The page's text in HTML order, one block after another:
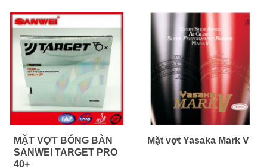
MẶT VỢT BÓNG BÀN
SANWEI TARGET PRO
40+
Mặt vợt Yasaka Mark V